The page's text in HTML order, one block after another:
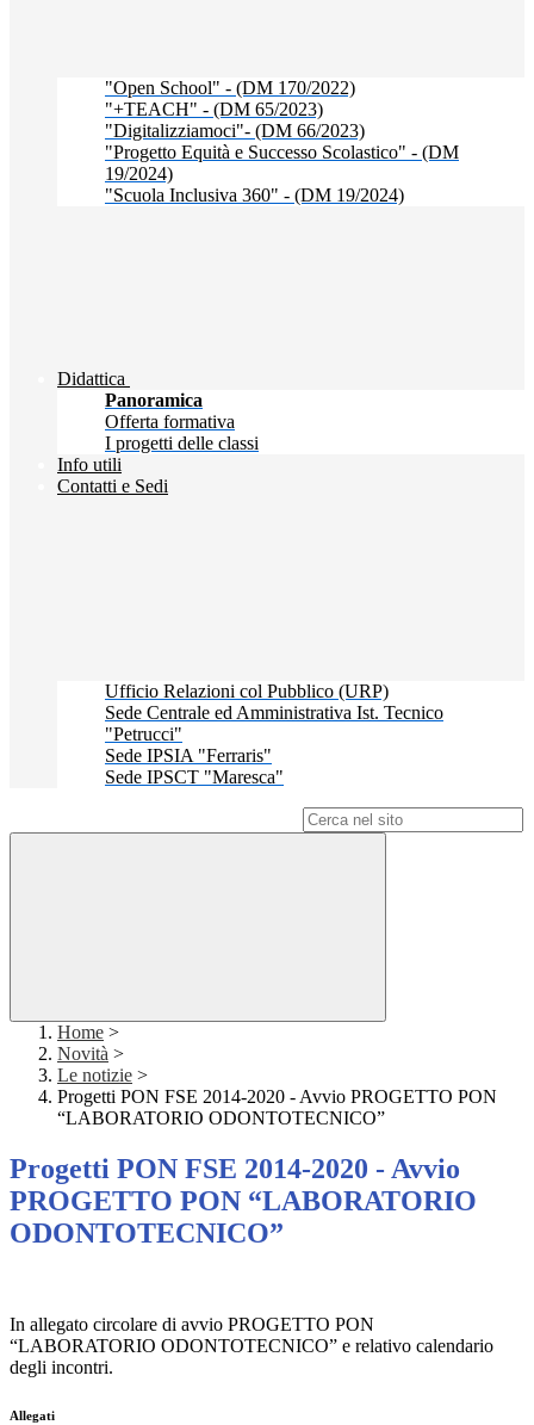
"Open School" - (DM 170/2022)
"+TEACH" - (DM 65/2023)
"Digitalizziamoci"- (DM 66/2023)
"Progetto Equità e Successo Scolastico" - (DM
19/2024)
"Scuola Inclusiva 360" - (DM 19/2024)
Didattica
Panoramica
Offerta formativa
I progetti delle classi
Info utili
Contatti e Sedi
Ufficio Relazioni col Pubblico (URP)
Sede Centrale ed Amministrativa Ist. Tecnico
"Petrucci"
Sede IPSIA "Ferraris"
Sede IPSCT "Maresca"
Home >
Novità >
Le notizie >
Progetti PON FSE 2014-2020 - Avvio PROGETTO PON
“LABORATORIO ODONTOTECNICO”
Progetti PON FSE 2014-2020 - Avvio
PROGETTO PON “LABORATORIO
ODONTOTECNICO”
In allegato circolare di avvio PROGETTO PON
“LABORATORIO ODONTOTECNICO” e relativo calendario
degli incontri.
Allegati